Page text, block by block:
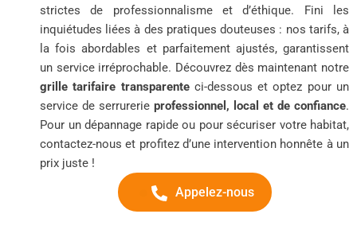
strictes de professionnalisme et d’éthique. Fini les
inquiétudes liées à des pratiques douteuses : nos tarifs, à
la fois abordables et parfaitement ajustés, garantissent
un service irréprochable. Découvrez dès maintenant notre
grille tarifaire transparenteci-dessous et optez pour un
service de serrurerie professionnel, local et de confiance.
Pour un dépannage rapide ou pour sécuriser votre habitat,
contactez-nous et profitez d’une intervention honnête à un
prix juste !
Appelez-nous